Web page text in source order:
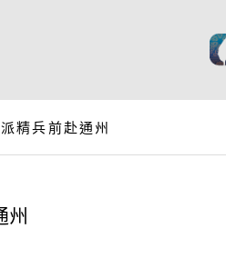
精兵前赴通州
州